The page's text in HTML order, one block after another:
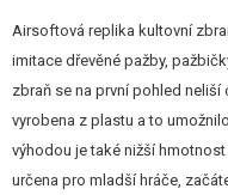
POŠKOZENÉ, POUŽITÉ
NOVINKY
SLEVY, AKCE
Airsoftová replika kultovní
imitace dřevěné pažby,
zbraň se na první pohled
vyrobena z plastu a to
výhodou je také nižší
určena pro mladší hráče,